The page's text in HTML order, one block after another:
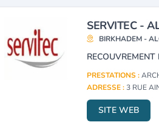
SERVITEC -
BIRKHADEM -
PRESTATIONS :
ADRESSE :3 RUE
SITE WEB